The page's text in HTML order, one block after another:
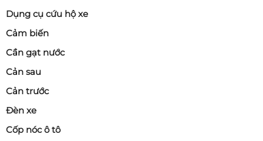
Dụng cụ cứu hộ xe
Cảm biến
Cần gạt nước
Cản sau
Cản trước
Đèn xe
Cốp nóc ô tô